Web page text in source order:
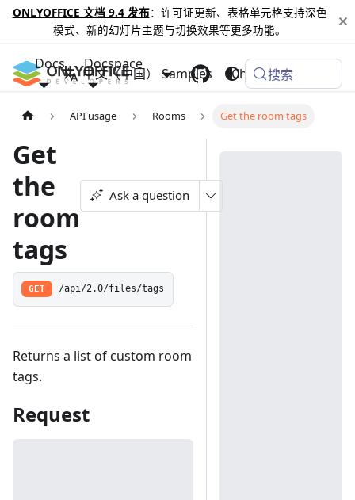
ONLYOFFICE 文档 9.4 发布：许可证更新、表格单元格支持深色
模式、新的幻灯片主题与切换效果等更多功能。
Docs Docspace
Samples Changelog
中文（中国） 搜索
API usage Rooms Get the room tags
Get
the
room
tags
Ask a question
GET /api/2.0/files/tags
Returns a list of custom room
tags.
Request